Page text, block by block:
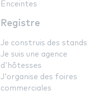
Enceintes
Registre
Je construis des stands
Je suis une agence
d'hôtesses
J'organise des foires
commerciales